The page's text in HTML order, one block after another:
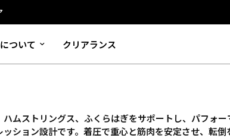
ついて クリアランス
ハムストリングス、ふくらはぎをサポートし、パフォ
ッション設計です。着圧で重心と筋肉を安定させ、転